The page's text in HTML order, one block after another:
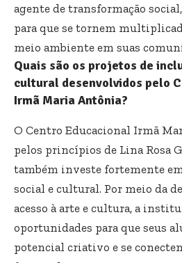
agente de transformação
para que se tornem
meio ambiente em suas
Quais são os projetos de
cultural desenvolvidos pelo
Irmã Maria Antônia?
O Centro Educacional Irmã
pelos princípios de Lina Rosa
também investe fortemente
social e cultural. Por meio da
acesso à arte e cultura, a
oportunidades para que seus
potencial criativo e se